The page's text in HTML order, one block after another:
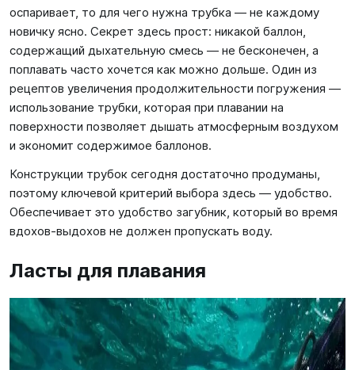
оспаривает, то для чего нужна трубка — не каждому
новичку ясно. Секрет здесь прост: никакой баллон,
содержащий дыхательную смесь — не бесконечен, а
поплавать часто хочется как можно дольше. Один из
рецептов увеличения продолжительности погружения —
использование трубки, которая при плавании на
поверхности позволяет дышать атмосферным воздухом
и экономит содержимое баллонов.
Конструкции трубок сегодня достаточно продуманы,
поэтому ключевой критерий выбора здесь — удобство.
Обеспечивает это удобство загубник, который во время
вдохов-выдохов не должен пропускать воду.
Ласты для плавания